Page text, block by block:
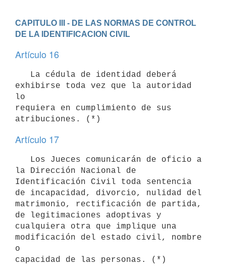
CAPITULO III - DE LAS NORMAS DE CONTROL
DE LA IDENTIFICACION CIVIL
Artículo 16
exhibirse toda vez que la autoridad
lo
requiera en cumplimiento de sus
Artículo 17
la Dirección Nacional de
Identificación Civil toda sentencia
de incapacidad, divorcio, nulidad del
matrimonio, rectificación de partida,
de legitimaciones adoptivas y
cualquiera otra que implique una
modificación del estado civil, nombre
o